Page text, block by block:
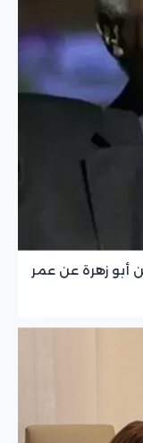
أبو زهرة عن عمر